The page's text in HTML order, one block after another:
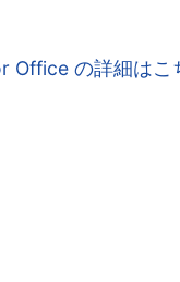
Office の詳細はこ